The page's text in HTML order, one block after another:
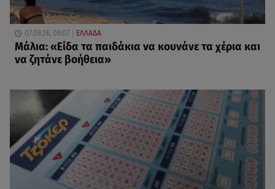
07.08.26, 08:07 ΕΛΛΑΔΑ
Μάλια: «Είδα τα παιδάκια να κουνάνε τα χέρια και
να ζητάνε βοήθεια»